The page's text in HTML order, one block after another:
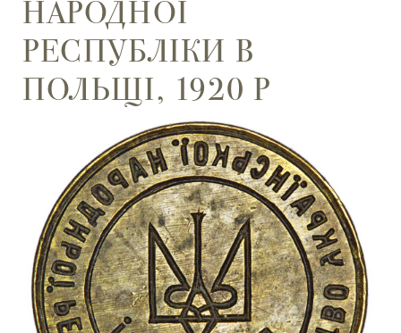
НАРОДНОЇ
РЕСПУБЛІКИ В
ПОЛЬЩІ, 1920 Р